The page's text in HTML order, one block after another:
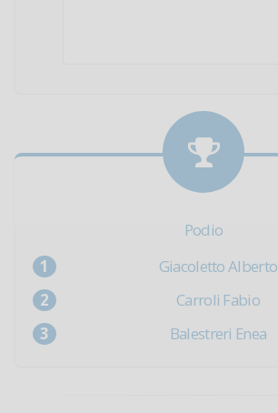
Podio
Giacoletto Alberto
Carroli Fabio
Balestreri Enea